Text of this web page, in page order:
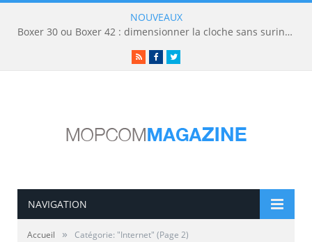
NOUVEAUX
Boxer 30 ou Boxer 42 : dimensionner la cloche sans surinvestir
RSSFacebookTwitter
NAVIGATION
Accueil » Catégorie: "Internet" (Page 2)